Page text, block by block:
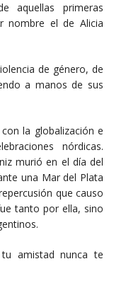
aquellas primeras
nombre el de Alicia
de género, de
a manos de sus
la globalización e
nórdicas.
murió en el día del
una Mar del Plata
que causo
tanto por ella, sino
amistad nunca te